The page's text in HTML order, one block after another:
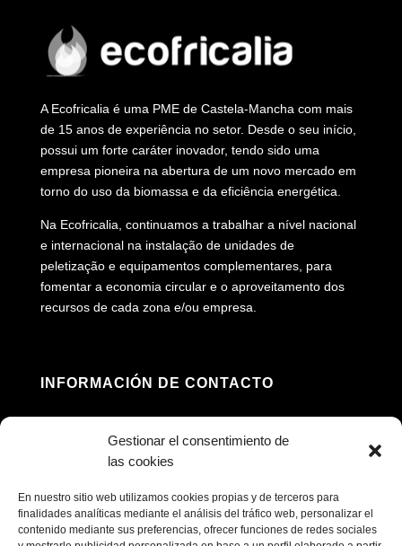
Gestionar el consentimiento de
las cookies
En nuestro sitio web utilizamos cookies propias y de terceros para
finalidades analíticas mediante el análisis del tráfico web, personalizar el
contenido mediante sus preferencias, ofrecer funciones de redes sociales
A Ecofricalia é uma PME de Castela-Mancha com mais
de 15 anos de experiência no setor. Desde o seu início,
possui um forte caráter inovador, tendo sido uma
empresa pioneira na abertura de um novo mercado em
torno do uso da biomassa e da eficiência energética.
Na Ecofricalia, continuamos a trabalhar a nível nacional
e internacional na instalação de unidades de
peletização e equipamentos complementares, para
fomentar a economia circular e o aproveitamento dos
recursos de cada zona e/ou empresa.
INFORMACIÓN DE CONTACTO
Pedroñeras, Cuenca (Espanha)
 contacto@ecofricalia.com